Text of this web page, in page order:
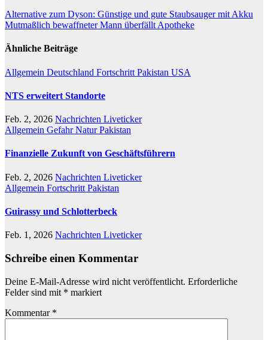
Beitragsnavigation
Alternative zum Dyson: Günstige und gute Staubsauger mit Akku
Mutmaßlich bewaffneter Mann überfällt Apotheke
Ähnliche Beiträge
Allgemein Deutschland Fortschritt Pakistan USA
NTS erweitert Standorte
Feb. 2, 2026 Nachrichten Liveticker
Allgemein GefahrNaturPakistan
Finanzielle Zukunft von Geschäftsführern
Feb. 2, 2026 Nachrichten Liveticker
Allgemein Fortschritt Pakistan
Guirassy und Schlotterbeck
Feb. 1, 2026 Nachrichten Liveticker
Schreibe einen Kommentar
Deine E-Mail-Adresse wird nicht veröffentlicht. Erforderliche
Felder sind mit * markiert
Kommentar *